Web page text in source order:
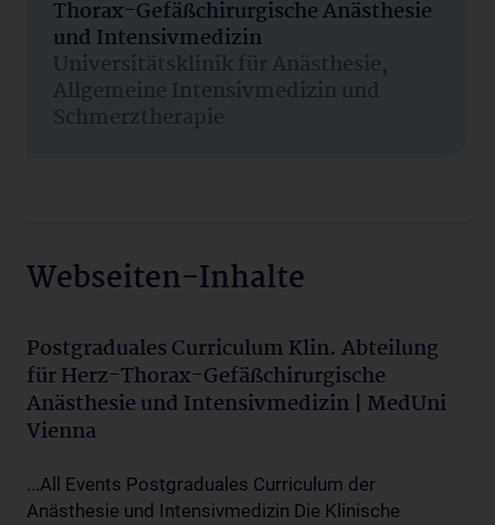
Thorax-Gefäßchirurgische Anästhesie
und Intensivmedizin
Universitätsklinik für Anästhesie,
Allgemeine Intensivmedizin und
Schmerztherapie
Webseiten-Inhalte
Postgraduales Curriculum Klin. Abteilung
für Herz-Thorax-Gefäßchirurgische
Anästhesie und Intensivmedizin | MedUni
Vienna
...All Events Postgraduales Curriculum der
Anästhesie und Intensivmedizin Die Klinische